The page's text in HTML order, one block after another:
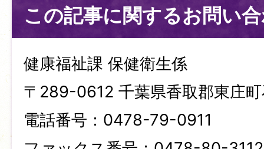
この記事に関するお問い
健康福祉課 保健衛生係
〒289-0612 千葉県香取郡東庄
電話番号：0478-79-0911